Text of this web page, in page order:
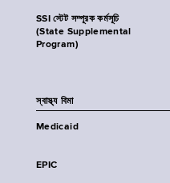
SSI স্টেট সম্পূরক কর্মসূচি
(State Supplemental
Program)
স্বাস্থ্য বিমা
Medicaid
EPIC